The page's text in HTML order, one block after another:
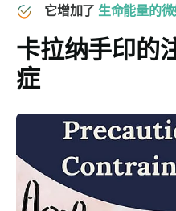
它增加了 生命能量的
卡拉纳手印的
症